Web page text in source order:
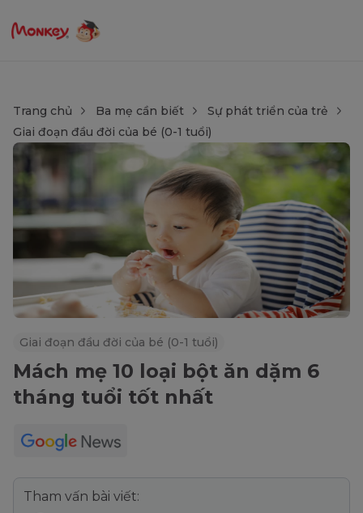
Trang chủ Ba mẹ cần biết
Sự phát triển của trẻ
Giai đoạn đầu đời của bé (0-1 tuổi)
Giai đoạn đầu đời của bé (0-1 tuổi)
Mách mẹ 10 loại bột ăn dặm 6
tháng tuổi tốt nhất
Tham vấn bài viết: